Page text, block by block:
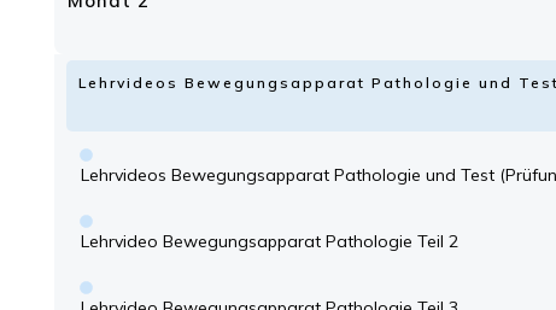
Lehrvideos Bewegungsapparat Pathologie und Test
Lehrvideos Bewegungsapparat Pathologie und Test
Lehrvideo Bewegungsapparat Pathologie Teil 2